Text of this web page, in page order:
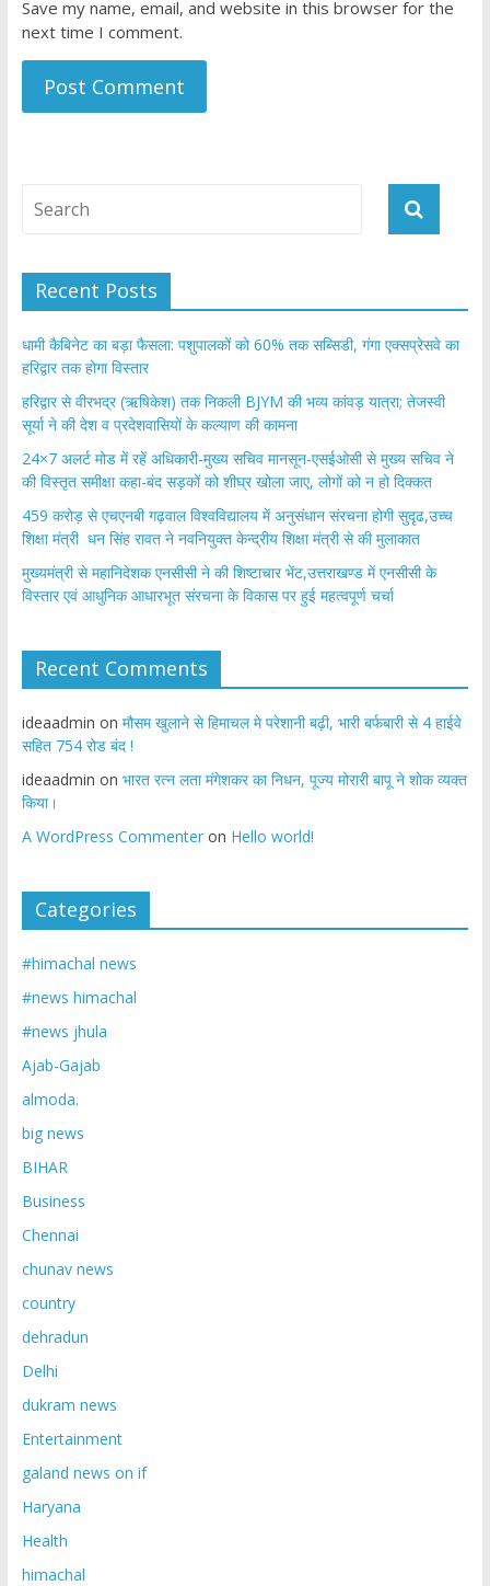
Save my name, email, and website in this browser for the
next time I comment.
Recent Posts
​धामी कैबिनेट का बड़ा फैसला: पशुपालकों को 60% तक सब्सिडी, गंगा एक्सप्रेसवे का
हरिद्वार तक होगा विस्तार
​हरिद्वार से वीरभद्र (ऋषिकेश) तक निकली BJYM की भव्य कांवड़ यात्रा; तेजस्वी
सूर्या ने की देश व प्रदेशवासियों के कल्याण की कामना
24×7 अलर्ट मोड में रहें अधिकारी-मुख्य सचिव मानसून-एसईओसी से मुख्य सचिव ने
की विस्तृत समीक्षा कहा-बंद सड़कों को शीघ्र खोला जाए, लोगों को न हो दिक्कत
459 करोड़ से एचएनबी गढ़वाल विश्वविद्यालय में अनुसंधान संरचना होगी सुदृढ,उच्च
शिक्षा मंत्री धन सिंह रावत ने नवनियुक्त केन्द्रीय शिक्षा मंत्री से की मुलाकात
मुख्यमंत्री से महानिदेशक एनसीसी ने की शिष्टाचार भेंट,उत्तराखण्ड में एनसीसी के
विस्तार एवं आधुनिक आधारभूत संरचना के विकास पर हुई महत्वपूर्ण चर्चा
Recent Comments
ideaadmin on मौसम खुलाने से हिमाचल मे परेशानी बढ़ी, भारी बर्फबारी से 4 हाईवे
सहित 754 रोड बंद !
ideaadmin on भारत रत्न लता मंगेशकर का निधन, पूज्य मोरारी बापू ने शोक व्यक्त
किया।
A WordPress Commenteron Hello world!
Categories
#himachal news
#news himachal
#news jhula
Ajab-Gajab
almoda.
big news
BIHAR
Business
Chennai
chunav news
country
dehradun
Delhi
dukram news
Entertainment
galand news on if
Haryana
Health
himachal